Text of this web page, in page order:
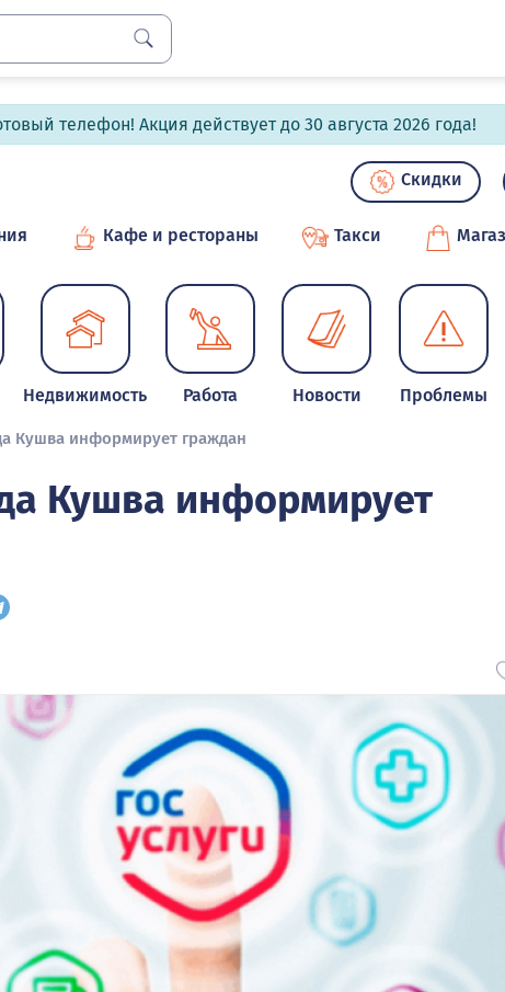
телефон! Акция действует до 30 августа 2026 года!
Скидки
Кафе и рестораны Такси
Недвижимость Работа Новости Проблемы
Кушва информирует граждан
Кушва информирует